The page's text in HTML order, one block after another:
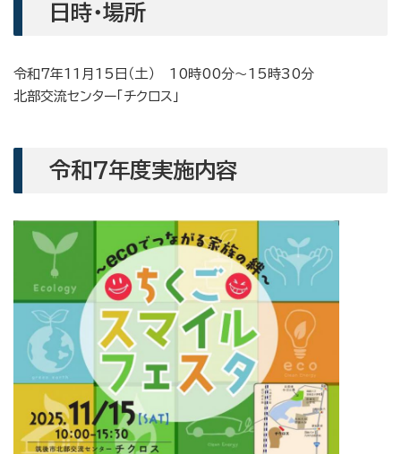
日時・場所
令和7年11月15日（土） 10時00分〜15時30分
北部交流センター「チクロス」
令和7年度実施内容